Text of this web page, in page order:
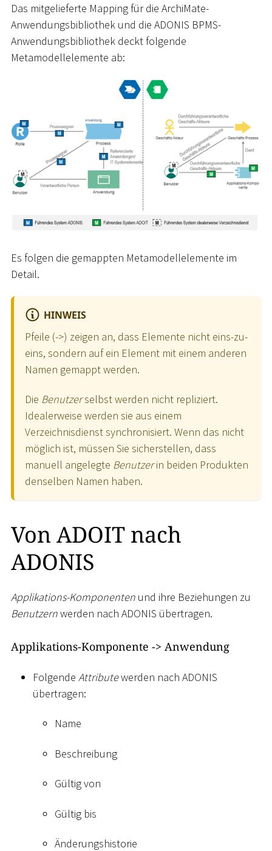
Das mitgelieferte Mapping für die ArchiMate-
Anwendungsbibliothek und die ADONIS BPMS-
Anwendungsbibliothek deckt folgende
Metamodellelemente ab:
Es folgen die gemappten Metamodellelemente im
Detail.
HINWEIS
Pfeile (->) zeigen an, dass Elemente nicht eins-zu-
eins, sondern auf ein Element mit einem anderen
Namen gemappt werden.
Die Benutzerselbst werden nicht repliziert.
Idealerweise werden sie aus einem
Verzeichnisdienst synchronisiert. Wenn das nicht
möglich ist, müssen Sie sicherstellen, dass
manuell angelegte Benutzerin beiden Produkten
denselben Namen haben.
Von ADOIT nach
ADONIS
Applikations-Komponenten und ihre Beziehungen zu
Benutzernwerden nach ADONIS übertragen.
Applikations-Komponente -> Anwendung
Folgende Attributewerden nach ADONIS
übertragen:
Name
Beschreibung
Gültig von
Gültig bis
Änderungshistorie